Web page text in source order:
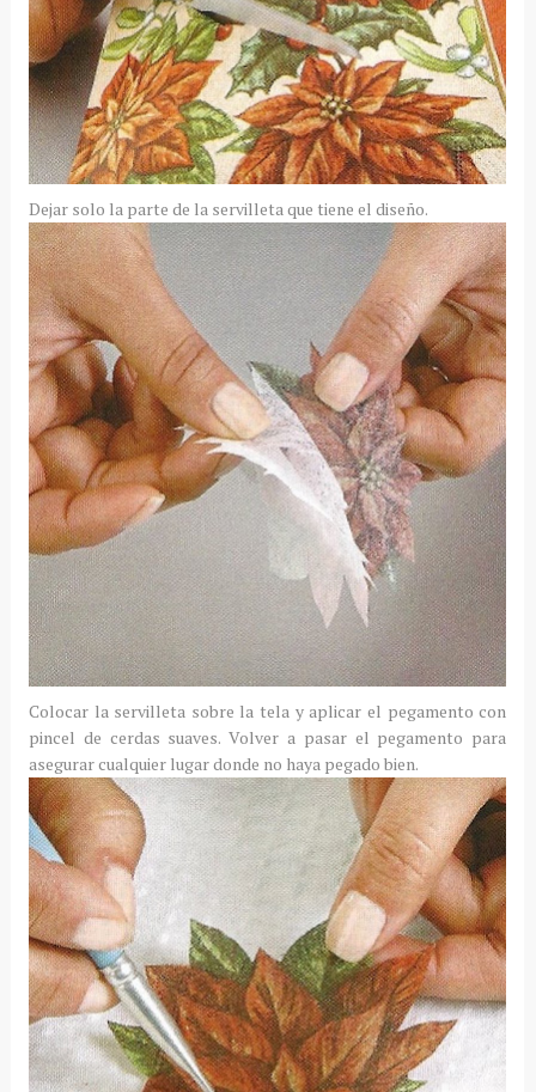
Dejar solo la parte de la servilleta que tiene el diseño.
Colocar la servilleta sobre la tela y aplicar el pegamento con
pincel de cerdas suaves. Volver a pasar el pegamento para
asegurar cualquier lugar donde no haya pegado bien.